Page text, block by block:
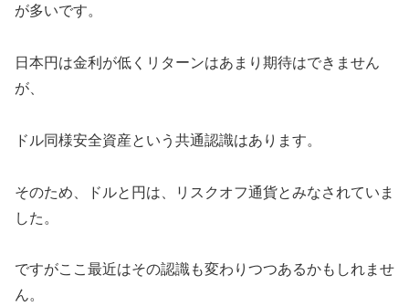
が多いです。
日本円は金利が低くリターンはあまり期待はできません
が、
ドル同様安全資産という共通認識はあります。
そのため、ドルと円は、リスクオフ通貨とみなされていま
した。
ですがここ最近はその認識も変わりつつあるかもしれませ
ん。